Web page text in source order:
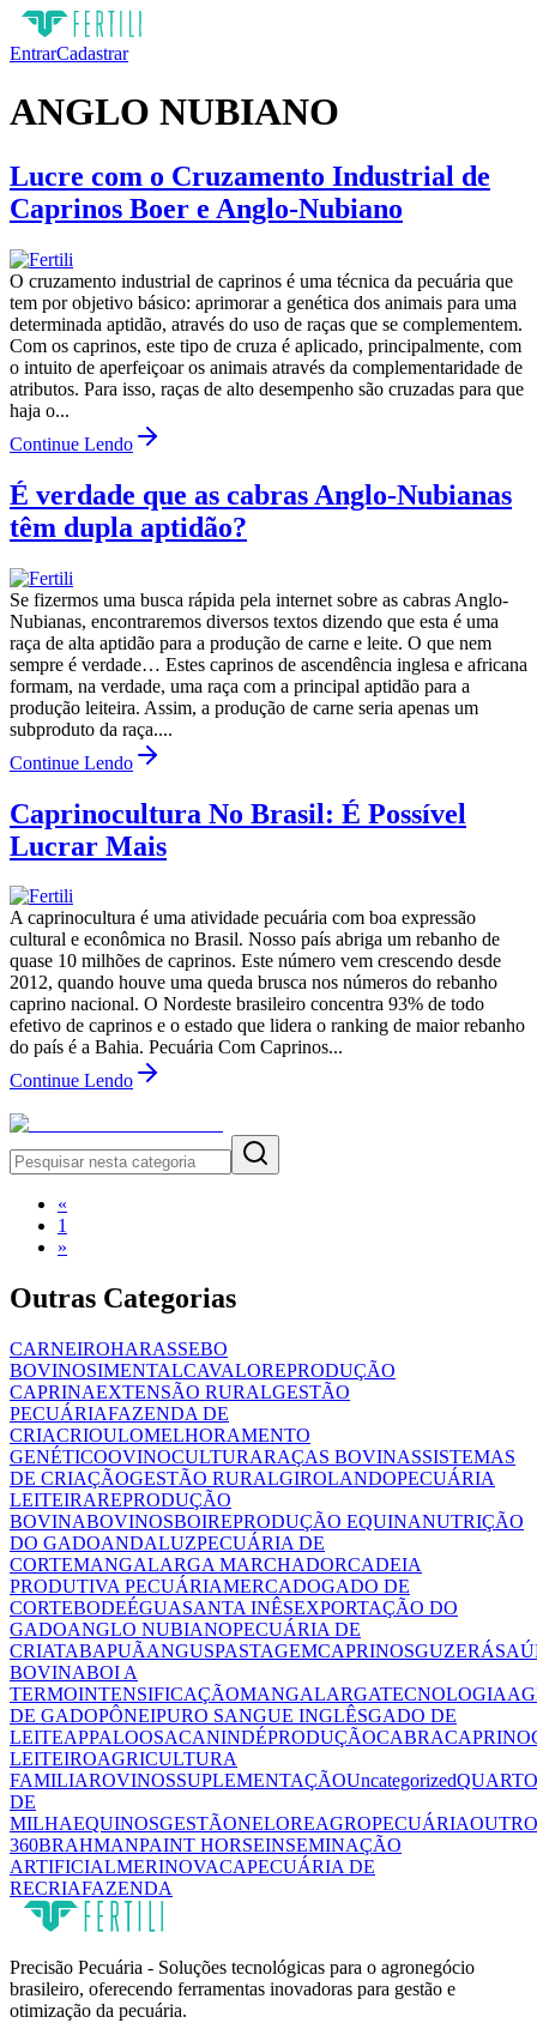
EntrarCadastrar
ANGLO NUBIANO
Lucre com o Cruzamento Industrial de
Caprinos Boer e Anglo-Nubiano
O cruzamento industrial de caprinos é uma técnica da pecuária que
tem por objetivo básico: aprimorar a genética dos animais para uma
determinada aptidão, através do uso de raças que se complementem.
Com os caprinos, este tipo de cruza é aplicado, principalmente, com
o intuito de aperfeiçoar os animais através da complementaridade de
atributos. Para isso, raças de alto desempenho são cruzadas para que
haja o...
Continue Lendo
É verdade que as cabras Anglo-Nubianas
têm dupla aptidão?
Se fizermos uma busca rápida pela internet sobre as cabras Anglo-
Nubianas, encontraremos diversos textos dizendo que esta é uma
raça de alta aptidão para a produção de carne e leite. O que nem
sempre é verdade… Estes caprinos de ascendência inglesa e africana
formam, na verdade, uma raça com a principal aptidão para a
produção leiteira. Assim, a produção de carne seria apenas um
subproduto da raça....
Continue Lendo
Caprinocultura No Brasil: É Possível
Lucrar Mais
A caprinocultura é uma atividade pecuária com boa expressão
cultural e econômica no Brasil. Nosso país abriga um rebanho de
quase 10 milhões de caprinos. Este número vem crescendo desde
2012, quando houve uma queda brusca nos números do rebanho
caprino nacional. O Nordeste brasileiro concentra 93% de todo
efetivo de caprinos e o estado que lidera o ranking de maior rebanho
do país é a Bahia. Pecuária Com Caprinos...
Continue Lendo
«
1
»
Outras Categorias
CARNEIROHARASSEBO
BOVINOSIMENTALCAVALOREPRODUÇÃO
CAPRINAEXTENSÃO RURALGESTÃO
PECUÁRIAFAZENDA DE
CRIACRIOULOMELHORAMENTO
GENÉTICOOVINOCULTURARAÇAS BOVINASSISTEMAS
DE CRIAÇÃOGESTÃO RURALGIROLANDOPECUÁRIA
LEITEIRAREPRODUÇÃO
BOVINABOVINOSBOIREPRODUÇÃO EQUINANUTRIÇÃO
DO GADOANDALUZPECUÁRIA DE
CORTEMANGALARGA MARCHADORCADEIA
PRODUTIVA PECUÁRIAMERCADOGADO DE
CORTEBODEÉGUASANTA INÊSEXPORTAÇÃO DO
GADOANGLO NUBIANOPECUÁRIA DE
CRIATABAPUÃANGUSPASTAGEMCAPRINOSGUZERÁ
BOVINABOI A
TERMOINTENSIFICAÇÃOMANGALARGATECNOLOGIA
DE GADOPÔNEIPURO SANGUE INGLÊSGADO DE
LEITEAPPALOOSACANINDÉPRODUÇÃOCABRA
LEITEIROAGRICULTURA
FAMILIAROVINOSSUPLEMENTAÇÃOUncategorizedQUARTO
DE
MILHAEQUINOSGESTÃONELOREAGROPECUÁRIA
360BRAHMANPAINT HORSEINSEMINAÇÃO
ARTIFICIALMERINOVACAPECUÁRIA DE
RECRIAFAZENDA
Precisão Pecuária - Soluções tecnológicas para o agronegócio
brasileiro, oferecendo ferramentas inovadoras para gestão e
otimização da pecuária.